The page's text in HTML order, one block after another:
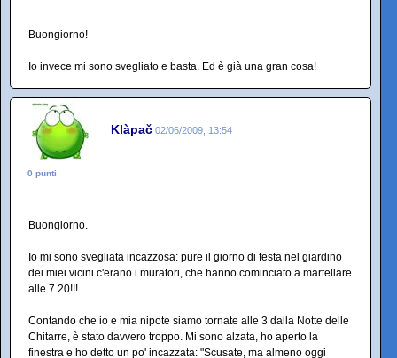
Buongiorno!
Io invece mi sono svegliato e basta. Ed è già una gran cosa!
Klàpač 02/06/2009, 13:54
0 punti
Buongiorno.
Io mi sono svegliata incazzosa: pure il giorno di festa nel giardino
dei miei vicini c'erano i muratori, che hanno cominciato a martellare
alle 7.20!!!
Contando che io e mia nipote siamo tornate alle 3 dalla Notte delle
Chitarre, è stato davvero troppo. Mi sono alzata, ho aperto la
finestra e ho detto un po' incazzata: "Scusate, ma almeno oggi